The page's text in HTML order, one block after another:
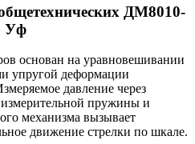
ДМ8010-
Уф
основан на уравновешивании
упругой деформации
давление через
пружины и
механизма вызывает
движение стрелки по шкале.